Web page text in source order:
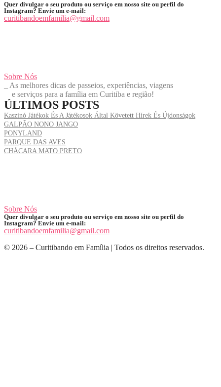
Quer divulgar o seu produto ou serviço em nosso site ou perfil do
Instagram? Envie um e-mail:
curitibandoemfamilia@gmail.com
Sobre Nós
_ As melhores dicas de passeios, experiências, viagens
e serviços para a família em Curitiba e região!
ÚLTIMOS POSTS
Kaszinó Játékok És A Játékosok Által Követett Hírek És Újdonságok
GALPÃO NONO JANGO
PONYLAND
PARQUE DAS AVES
CHÁCARA MATO PRETO
Sobre Nós
Quer divulgar o seu produto ou serviço em nosso site ou perfil do
Instagram? Envie um e-mail:
curitibandoemfamilia@gmail.com
© 2026 – Curitibando em Família | Todos os direitos reservados.